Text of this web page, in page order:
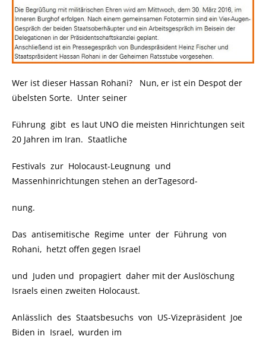
Wer ist dieser Hassan Rohani? Nun, er ist ein Despot der
übelsten Sorte. Unter seiner
Führung gibt es laut UNO die meisten Hinrichtungen seit
20 Jahren im Iran. Staatliche
Festivals zur Holocaust-Leugnung und
Massenhinrichtungen stehen an derTagesord-
nung.
Das antisemitische Regime unter der Führung von
Rohani, hetzt offen gegen Israel
und Juden und propagiert daher mit der Auslöschung
Israels einen zweiten Holocaust.
Anlässlich des Staatsbesuchs von US-Vizepräsident Joe
Biden in Israel, wurden im